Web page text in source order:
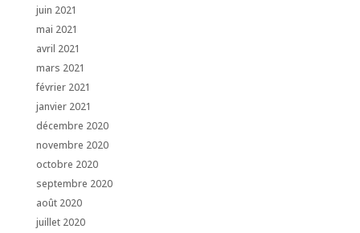
juin 2021
mai 2021
avril 2021
mars 2021
février 2021
janvier 2021
décembre 2020
novembre 2020
octobre 2020
septembre 2020
août 2020
juillet 2020